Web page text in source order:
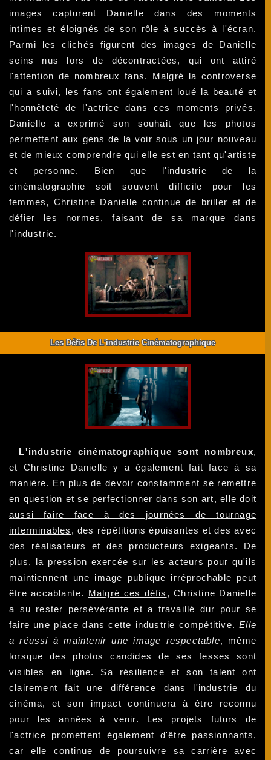
images capturent Danielle dans des moments
intimes et éloignés de son rôle à succès à l'écran.
Parmi les clichés figurent des images de Danielle
seins nus lors de décontractées, qui ont attiré
l'attention de nombreux fans. Malgré la controverse
qui a suivi, les fans ont également loué la beauté et
l'honnêteté de l'actrice dans ces moments privés.
Danielle a exprimé son souhait que les photos
permettent aux gens de la voir sous un jour nouveau
et de mieux comprendre qui elle est en tant qu'artiste
et personne. Bien que l'industrie de la
cinématographie soit souvent difficile pour les
femmes, Christine Danielle continue de briller et de
défier les normes, faisant de sa marque dans
l'industrie.
Les Défis De L'industrie Cinématographique
L'industrie cinématographique sont nombreux,
et Christine Danielle y a également fait face à sa
manière. En plus de devoir constamment se remettre
en question et se perfectionner dans son art,elle doit
aussi faire face à des journées de tournage
interminables , des répétitions épuisantes et des avec
des réalisateurs et des producteurs exigeants. De
plus, la pression exercée sur les acteurs pour qu'ils
maintiennent une image publique irréprochable peut
être accablante. Malgré ces défis , Christine Danielle
a su rester persévérante et a travaillé dur pour se
faire une place dans cette industrie compétitive.Elle
a réussi à maintenir une image respectable, même
lorsque des photos candides de ses fesses sont
visibles en ligne. Sa résilience et son talent ont
clairement fait une différence dans l'industrie du
cinéma, et son impact continuera à être reconnu
pour les années à venir. Les projets futurs de
l'actrice promettent également d'être passionnants,
car elle continue de poursuivre sa carrière avec